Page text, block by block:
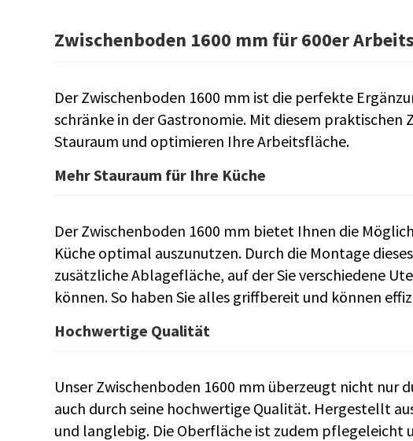
Zwischenboden 1600 mm für 600er
Der Zwischenboden 1600 mm ist die perfekte
schränke in der Gastronomie. Mit diesem praktischen
Stauraum und optimieren Ihre Arbeitsfläche.
Mehr Stauraum für Ihre Küche
Der Zwischenboden 1600 mm bietet Ihnen die
Küche optimal auszunutzen. Durch die Montage
zusätzliche Ablagefläche, auf der Sie verschiedene
können. So haben Sie alles griffbereit und können
Hochwertige Qualität
Unser Zwischenboden 1600 mm überzeugt nicht nur
auch durch seine hochwertige Qualität. Hergestellt
und langlebig. Die Oberfläche ist zudem pflegeleicht